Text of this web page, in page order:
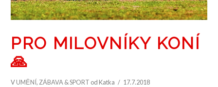
PRO MILOVNÍKY KONÍ
🙏
VUMĚNÍ,ZÁBAVA & SPORT od Katka 17.7.2018